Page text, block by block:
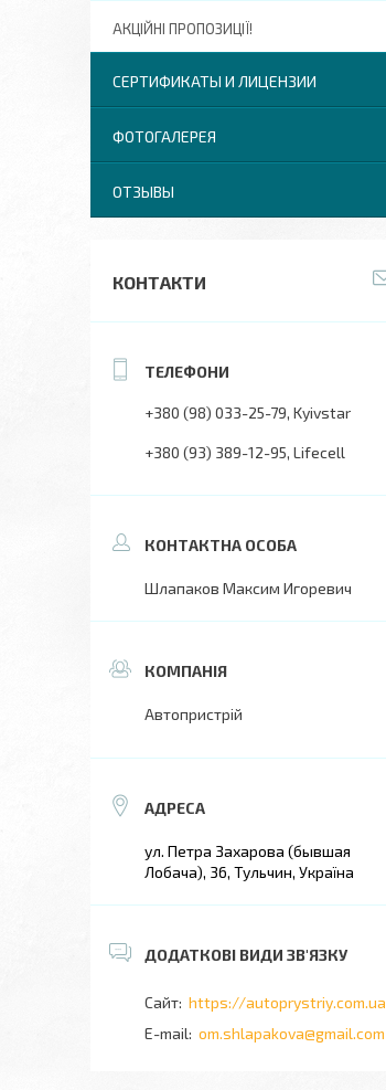
АКЦІЙНІ ПРОПОЗИЦІЇ!
СЕРТИФИКАТЫ И ЛИЦЕНЗИИ
ФОТОГАЛЕРЕЯ
ОТЗЫВЫ
КОНТАКТИ
+380 (98) 033-25-79 Kyivstar
+380 (93) 389-12-95 Lifecell
Шлапаков Максим Игоревич
Автопристрій
ул. Петра Захарова (бывшая
Лобача), 36, Тульчин, Україна
https://autoprystriy.com.ua
om.shlapakova@gmail.com